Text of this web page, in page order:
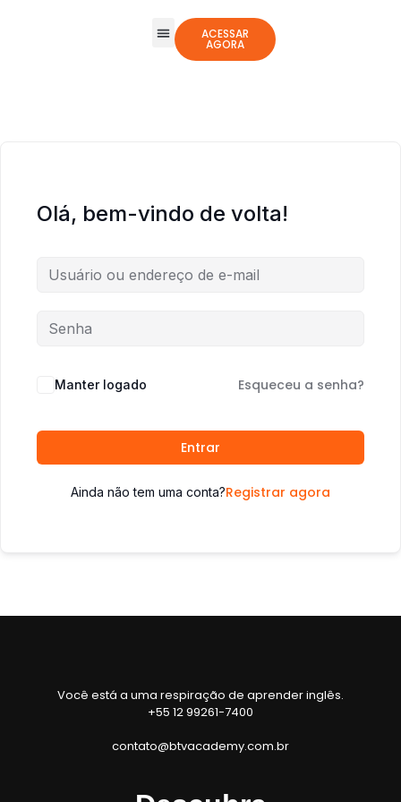
ACESSAR
AGORA
Olá, bem-vindo de volta!
Manter logado Esqueceu a senha?
Entrar
Ainda não tem uma conta?Registrar agora
Você está a uma respiração de aprender inglês.
+55 12 99261-7400
contato@btvacademy.com.br